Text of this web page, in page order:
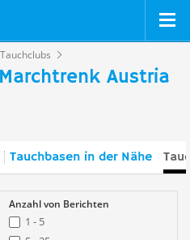
Tauchclubs
Austria
Tauchbasen in der Nähe
Anzahl von Berichten
1 - 5